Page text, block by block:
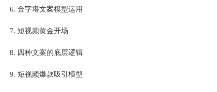
6. 金字塔文案模型运用
7. 短视频黄金开场
8. 四种文案的底层逻辑
9. 短视频爆款吸引模型